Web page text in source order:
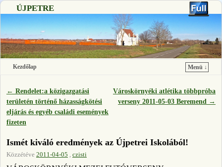
ÚJPETRE
Kezdőlap
Menü ↓
Bejegyzés navigáció
← Rendelet:a közigazgatási
területén történő házasságkötési
eljárás és egyéb családi események
fizeten
Városkörnyéki atlétika többpróba
verseny 2011-05-03 Beremend →
Ismét kiváló eredmények az Újpetrei Iskolából!
Közzétéve 2011-04-05 , czisti